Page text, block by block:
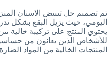
تم تصميم جل تبييض الاسنان
اليومي، حيث يزيل البقع بشكل
يحتوي المنتج على تركيبة خالية
للأشخاص الذين يعانون من
المنتجات الخالية من المواد